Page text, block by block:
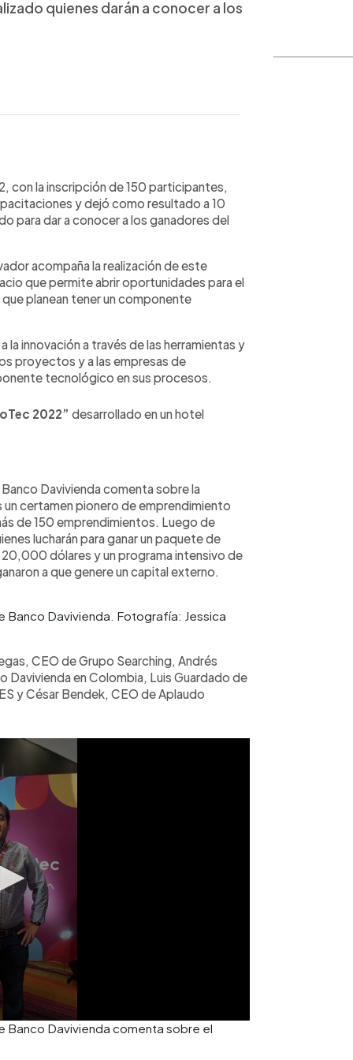
quienes darán a conocer a los
con la inscripción de 150 participantes,
y dejó como resultado a 10
para dar a conocer a los ganadores del
acompaña la realización de este
que permite abrir oportunidades para el
planean tener un componente
la innovación a través de las herramientas y
proyectos y a las empresas de
tecnológico en sus procesos.
2022” desarrollado en un hotel
Davivienda comenta sobre la
un certamen pionero de emprendimiento
de 150 emprendimientos. Luego de
lucharán para ganar un paquete de
dólares y un programa intensivo de
a que genere un capital externo.
Banco Davivienda. Fotografía: Jessica
CEO de Grupo Searching, Andrés
Davivienda en Colombia, Luis Guardado de
y César Bendek, CEO de Aplaudo
Banco Davivienda comenta sobre el